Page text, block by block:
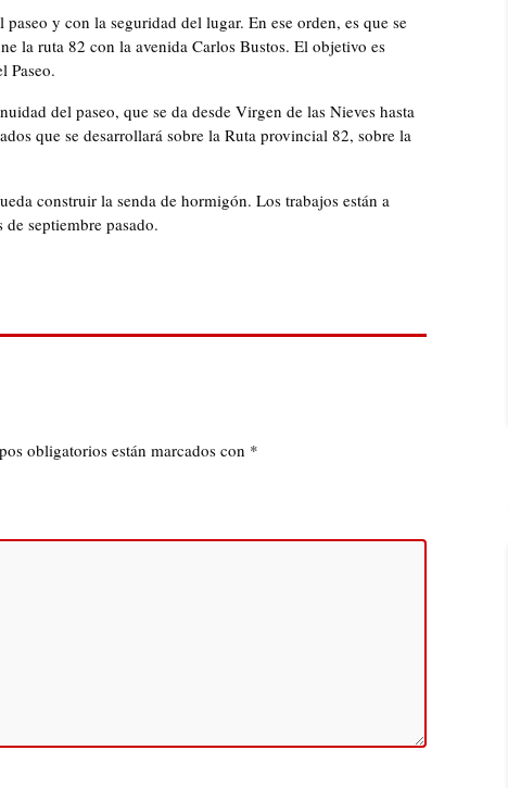
y con la seguridad del lugar. En ese orden, es que se
la ruta 82 con la avenida Carlos Bustos. El objetivo es
Paseo.
del paseo, que se da desde Virgen de las Nieves hasta
que se desarrollará sobre la Ruta provincial 82, sobre la
construir la senda de hormigón. Los trabajos están a
septiembre pasado.
obligatorios están marcados con *